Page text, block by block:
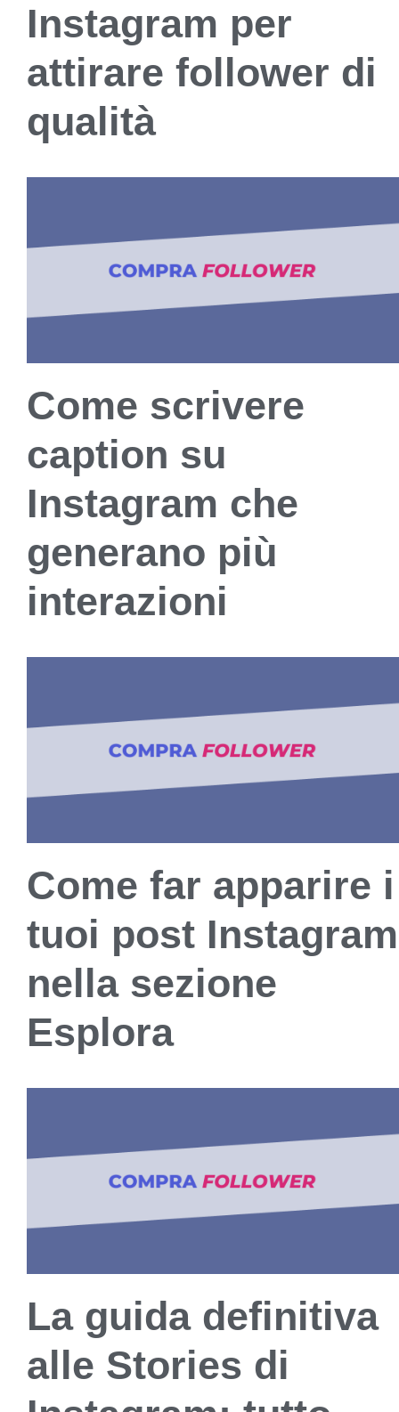
Instagram per
attirare follower di
qualità
Come scrivere
caption su
Instagram che
generano più
interazioni
Come far apparire i
tuoi post Instagram
nella sezione
Esplora
La guida definitiva
alle Stories di